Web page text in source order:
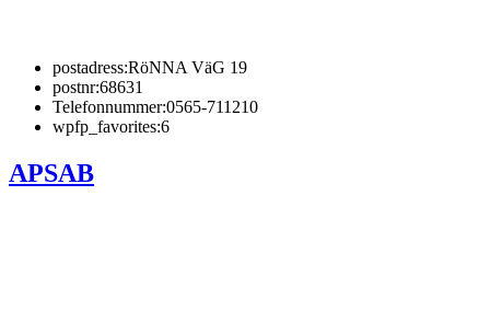
postadress:RöNNA VäG 19
postnr:68631
Telefonnummer:0565-711210
wpfp_favorites:6
APSAB